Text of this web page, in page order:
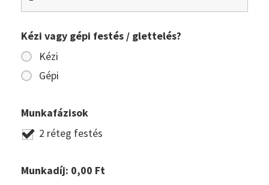
Kézi vagy gépi festés / glettelés?
Kézi
Gépi
Munkafázisok
2 réteg festés
Munkadíj: 0,00 Ft